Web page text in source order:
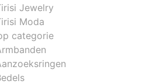
Jewelry
Moda
categorie